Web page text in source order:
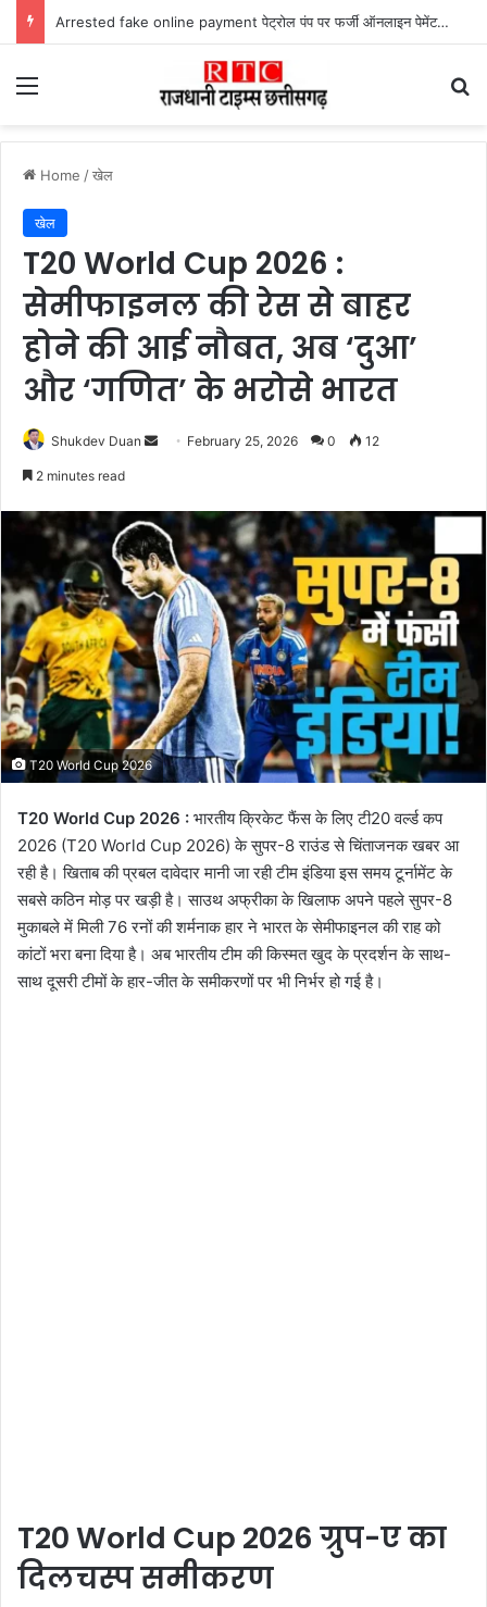
Arrested fake online payment पेट्रोल पंप पर फर्जी ऑनलाइन पेमेंट दिखाकर ठगी करने वाला युवक गिरफ्तार
Menu
Home /खेल
खेल
T20 World Cup 2026 :
सेमीफाइनल की रेस से बाहर
होने की आई नौबत, अब ‘दुआ’
और ‘गणित’ के भरोसे भारत
Shukdev Duan
Send February 25, 2026 0 12
2 minutes read
T20 World Cup 2026
T20 World Cup 2026 : भारतीय क्रिकेट फैंस के लिए टी20 वर्ल्ड कप
2026 (T20 World Cup 2026) के सुपर-8 राउंड से चिंताजनक खबर आ
रही है। खिताब की प्रबल दावेदार मानी जा रही टीम इंडिया इस समय टूर्नामेंट के
सबसे कठिन मोड़ पर खड़ी है। साउथ अफ्रीका के खिलाफ अपने पहले सुपर-8
मुकाबले में मिली 76 रनों की शर्मनाक हार ने भारत के सेमीफाइनल की राह को
कांटों भरा बना दिया है। अब भारतीय टीम की किस्मत खुद के प्रदर्शन के साथ-
साथ दूसरी टीमों के हार-जीत के समीकरणों पर भी निर्भर हो गई है।
T20 World Cup 2026 ग्रुप-ए का
दिलचस्प समीकरण